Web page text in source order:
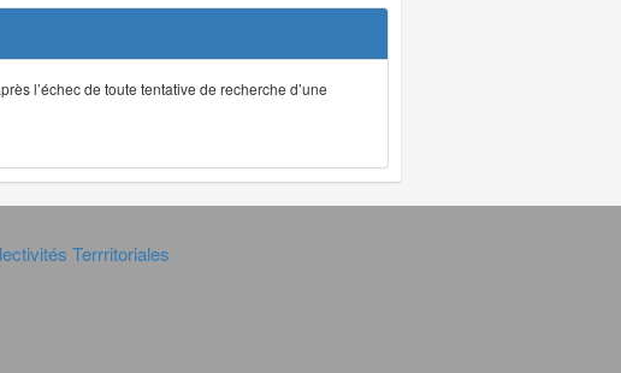
l’échec de toute tentative de recherche d’une
Terrritoriales